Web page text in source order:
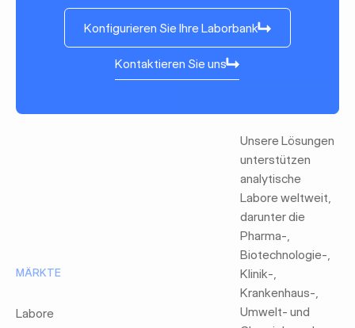
Konfigurieren Sie Ihre Laborbank
Konfigurieren Sie Ihre Laborbank
Kontaktieren Sie unsKontaktieren Sie uns
MÄRKTE
Labore
Unsere Lösungen
unterstützen
analytische
Labore weltweit,
darunter die
Pharma-,
Biotechnologie-,
Klinik-,
Krankenhaus-,
Umwelt- und